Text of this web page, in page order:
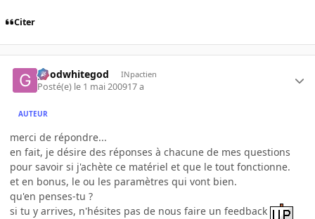
Citer
goodwhitegod INpactien
Posté(e) le 1 mai 200917 a
AUTEUR
merci de répondre...
en fait, je désire des réponses à chacune de mes questions
pour savoir si j'achète ce matériel et que le tout fonctionne.
et en bonus, le ou les paramètres qui vont bien.
qu'en penses-tu ?
si tu y arrives, n'hésites pas de nous faire un feedback